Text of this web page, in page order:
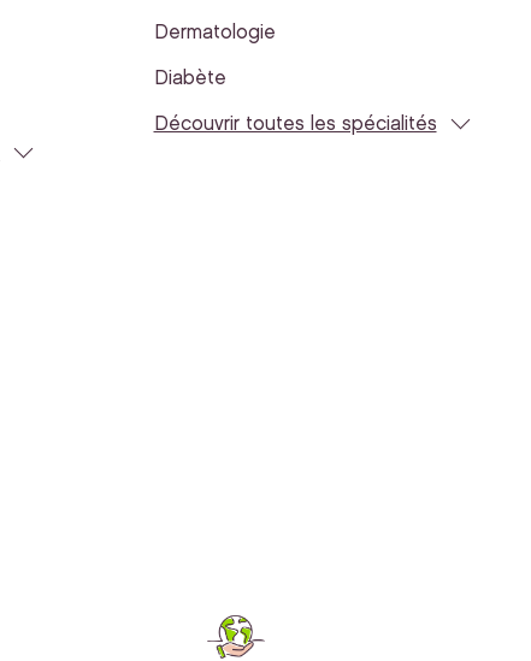
Dermatologie
Diabète
Découvrir toutes les spécialités